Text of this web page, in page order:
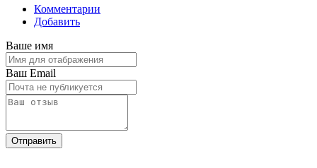
Комментарии
Добавить
Ваше имя
Ваш Email